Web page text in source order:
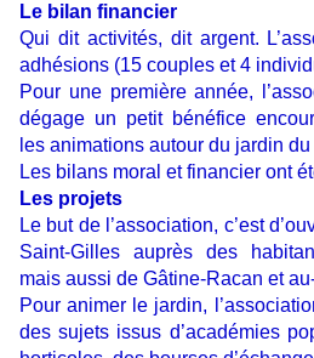
Le bilan financier
Qui dit activités, dit argent.
adhésions (15 couples et 4
Pour une première année,
dégage un petit bénéfice
les animations autour du jardin
Les bilans moral et financier ont
Les projets
Le but de l’association, c’est
Saint-Gilles auprès des
mais aussi de Gâtine-Racan et
Pour animer le jardin,
des sujets issus d’académies